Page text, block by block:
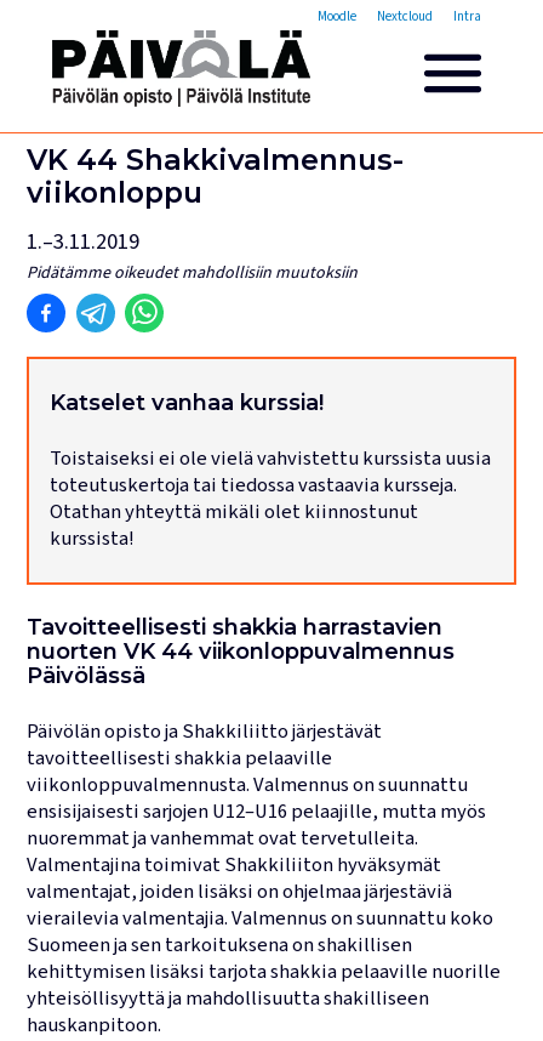
Moodle Nextcloud Intra
Yleisakatemia
Lyhytkurssit
Päivölän opisto
Miksi valita Päivölän opisto
Opettajien esittelyt
Tilat ja majoitus
Majoituspalvelut
Tarjoilut ja ruokailut
Leirit
Lukujärjestykset
VK 44 Shakkivalmennus­
viikonloppu
1.–3.11.2019
Pidätämme oikeudet mahdollisiin muutoksiin
Katselet vanhaa kurssia!
Toistaiseksi ei ole vielä vahvistettu kurssista uusia
toteutuskertoja tai tiedossa vastaavia kursseja.
Otathan yhteyttä mikäli olet kiinnostunut
kurssista!
Tavoitteellisesti shakkia harrastavien
nuorten VK 44 viikonloppuvalmennus
Päivölässä
Päivölän opisto ja Shakkiliitto järjestävät
tavoitteellisesti shakkia pelaaville
viikonloppuvalmennusta. Valmennus on suunnattu
ensisijaisesti sarjojen U12–U16 pelaajille, mutta myös
nuoremmat ja vanhemmat ovat tervetulleita.
Valmentajina toimivat Shakkiliiton hyväksymät
valmentajat, joiden lisäksi on ohjelmaa järjestäviä
vierailevia valmentajia. Valmennus on suunnattu koko
Suomeen ja sen tarkoituksena on shakillisen
kehittymisen lisäksi tarjota shakkia pelaaville nuorille
yhteisöllisyyttä ja mahdollisuutta shakilliseen
hauskanpitoon.